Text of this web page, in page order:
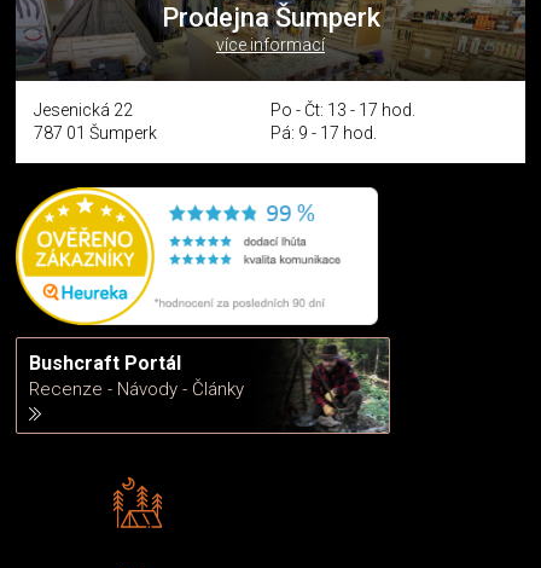
Prodejna Šumperk
více informací
Jesenická 22
787 01 Šumperk
Po - Čt: 13 - 17 hod.
Pá: 9 - 17 hod.
Bushcraft Portál
Recenze - Návody - Články